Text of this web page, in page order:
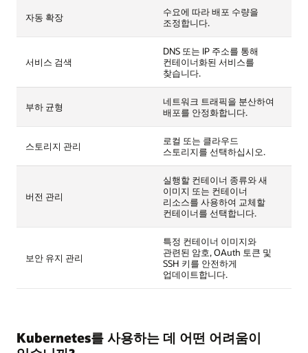
자동 확장
수요에 따라 배포 수량을
조정합니다.
서비스 검색
DNS 또는 IP 주소를 통해
컨테이너화된 서비스를
찾습니다.
부하 균형
네트워크 트래픽을 분산하여
배포를 안정화합니다.
스토리지 관리
로컬 또는 클라우드
스토리지를 선택하십시오.
버전 관리
실행할 컨테이너 종류와 새
이미지 또는 컨테이너
리소스를 사용하여 교체할
컨테이너를 선택합니다.
보안 유지 관리
특정 컨테이너 이미지와
관련된 암호, OAuth 토큰 및
SSH 키를 안전하게
업데이트합니다.
Kubernetes를 사용하는 데 어떤 어려움이